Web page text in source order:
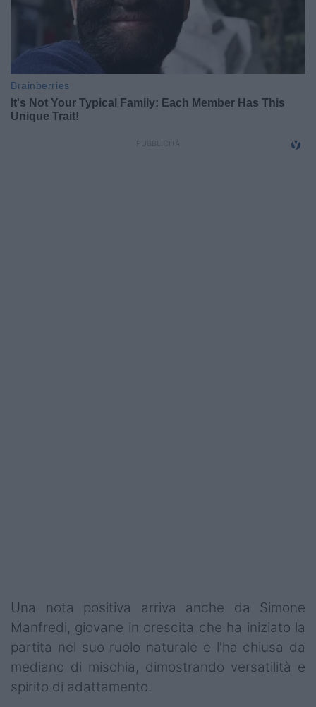
Una nota positiva arriva anche da Simone
Manfredi, giovane in crescita che ha iniziato la
partita nel suo ruolo naturale e l'ha chiusa da
mediano di mischia, dimostrando versatilità e
spirito di adattamento.